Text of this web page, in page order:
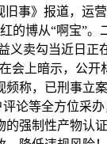
事》报道，运
博从“啊宝”
卖勾当近日
上暗示，公
称，已刑事
等全方位采
强制性产物